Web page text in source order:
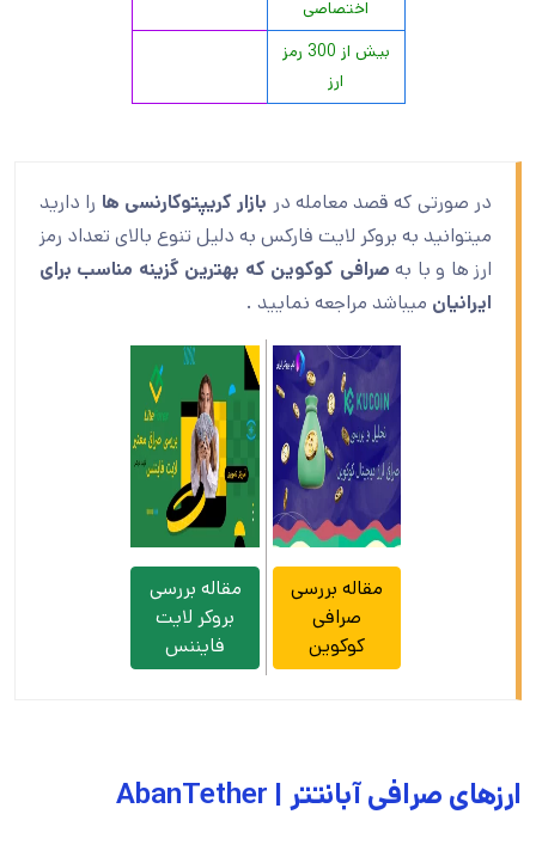
اختصاصی
بیش از 300 رمز
ارز
در صورتی که قصد معامله در بازار کریپتوکارنسی ها را دارید
میتوانید به بروکر لایت فارکس به دلیل تنوع بالای تعداد رمز
ارز ها و با به صرافی کوکوین که بهترین گزینه مناسب برای
ایرانیان میباشد مراجعه نمایید .
مقاله بررسی
صرافی
کوکوین
مقاله بررسی
بروکر لایت
فایننس
ارزهای صرافی آبانتتر | AbanTether